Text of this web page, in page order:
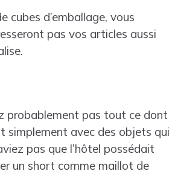
cubes d’emballage, vous
pas vos articles aussi
probablement pas tout ce dont
simplement avec des objets qui
pas que l’hôtel possédait
un short comme maillot de